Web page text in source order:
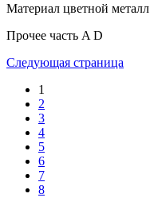
Материал цветной металл
Прочее часть A D
Следующая страница
1
2
3
4
5
6
7
8